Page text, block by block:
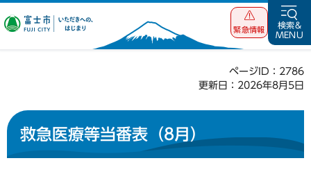
富士市 いただ
緊急情報
検索&
MENU
ページID：2786
更新日：2026年8月5日
救急医療等当番表（8月）